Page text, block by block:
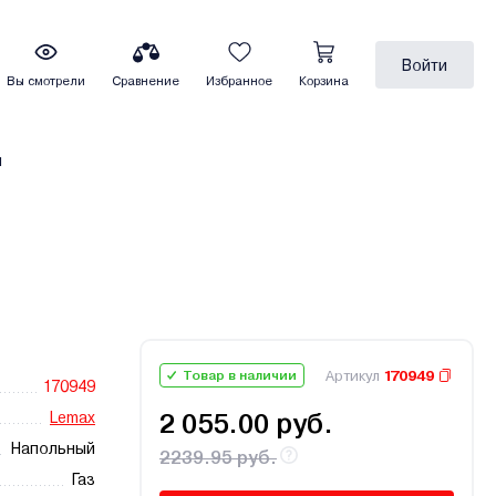
Вы смотрели Сравнение Избранное Корзина
Войти
170949
Lemax
Напольный
Газ
Товар в наличии Артикул 170949
2 055.00 руб.
2239.95 руб.